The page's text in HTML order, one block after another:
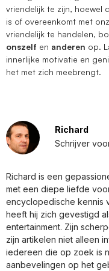
vriendelijk te zijn, hoewel
is of overeenkomt met
vriendelijk te handelen,
onszelf en anderen op.
innerlijke motivatie en
het met zich meebrengt.
Richard
Schrijver
Richard is een
met een diepe liefde
encyclopedische kennis
heeft hij zich gevestigd
entertainment. Zijn
zijn artikelen niet alleen
iedereen die op zoek is
aanbevelingen op het